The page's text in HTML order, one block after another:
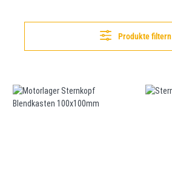
Produkte filtern